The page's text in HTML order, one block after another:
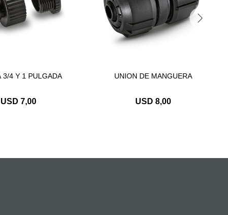
3/4 Y 1 PULGADA
USD 7,00
UNION DE MANGUERA
USD 8,00